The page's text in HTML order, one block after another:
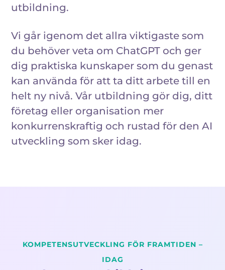
utbildning.
Vi går igenom det allra viktigaste som
du behöver veta om ChatGPT och ger
dig praktiska kunskaper som du genast
kan använda för att ta ditt arbete till en
helt ny nivå. Vår utbildning gör dig, ditt
företag eller organisation mer
konkurrenskraftig och rustad för den AI
utveckling som sker idag.
KOMPETENSUTVECKLING FÖR FRAMTIDEN –
IDAG